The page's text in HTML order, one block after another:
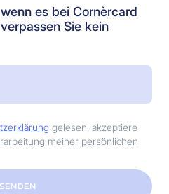
es bei Cornèrcard
Sie kein
gelesen, akzeptiere
meiner persönlichen